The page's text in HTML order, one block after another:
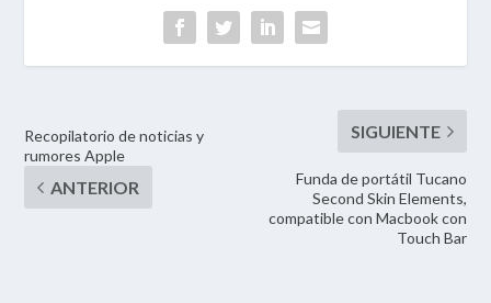
Recopilatorio de noticias y
rumores Apple
Funda de portátil Tucano
Second Skin Elements,
compatible con Macbook con
Touch Bar